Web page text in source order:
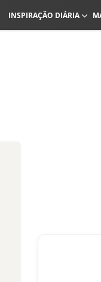
INSPIRAÇÃO DIÁRIA